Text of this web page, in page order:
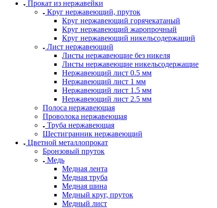
Прокат из нержавейки
Круг нержавеющий, пруток
Круг нержавеющий горячекатаный
Круг нержавеющий жаропрочный
Круг нержавеющий никельсодержащий
Лист нержавеющий
Листы нержавеющие без никеля
Листы нержавеющие никельсодержащие
Нержавеющий лист 0.5 мм
Нержавеющий лист 1 мм
Нержавеющий лист 1.5 мм
Нержавеющий лист 2.5 мм
Полоса нержавеющая
Проволока нержавеющая
Труба нержавеющая
Шестигранник нержавеющий
Цветной металлопрокат
Бронзовый пруток
Медь
Медная лента
Медная труба
Медная шина
Медный круг, пруток
Медный лист